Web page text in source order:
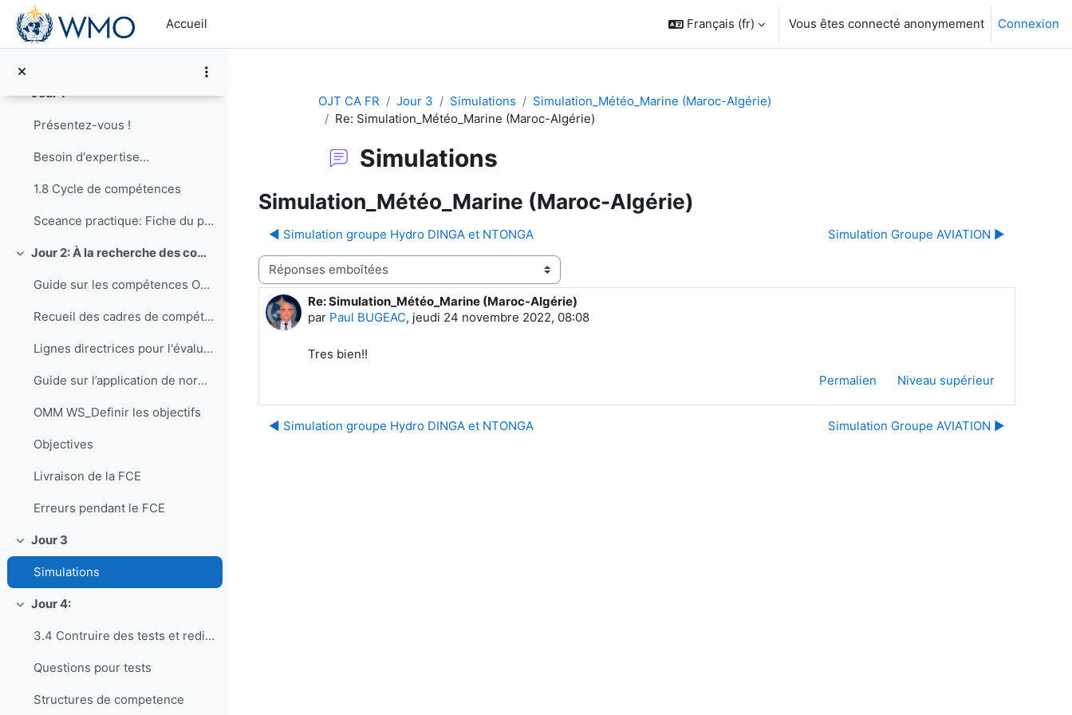
Passer au contenu principal
Accueil
Français ‎(fr)‎ Vous êtes connecté anonymement Connexion
Replier
Announcements
Replier
Jour 1
Présentez-vous !
Besoin d'expertise...
1.8 Cycle de compétences
Sceance practique: Fiche du poste pour un Barrista (faire du cafe)
Replier Jour 2: À la recherche des compétences
Guide sur les compétences OMM
Recueil des cadres de compétences de l'OMM (EN)
Lignes directrices pour l'évaluation des compétences pour la fourniture de services climatologiques (EN)
Guide sur l’application de normes d’enseignement et de formation professionnelle en météorologie et en hydrologie
OMM WS_Definir les objectifs
Objectives
Livraison de la FCE
Erreurs pendant le FCE
Replier
Jour 3
Simulations
Replier
Jour 4:
3.4 Contruire des tests et rediger des questions pour EC
Questions pour tests
Structures de competence
OJT CA FR Jour 3 Simulations
Simulation_Météo_Marine (Maroc-Algérie)
Re: Simulation_Météo_Marine (Maroc-Algérie)
Simulations
Simulation_Météo_Marine (Maroc-Algérie)
◀︎ Simulation groupe Hydro DINGA et NTONGA
Simulation Groupe AVIATION ▶︎
Type d’affichage
Re: Simulation_Météo_Marine (Maroc-Algérie)
par Paul BUGEAC, jeudi 24 novembre 2022, 08:08
Nombre de réponses : 0
Tres bien!!
Permalien
Niveau supérieur
◀︎ Simulation groupe Hydro DINGA et NTONGA Simulation Groupe AVIATION ▶︎